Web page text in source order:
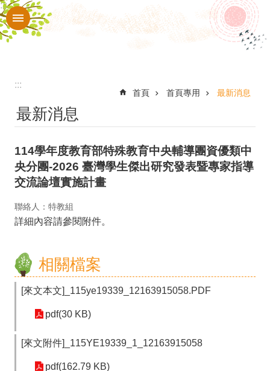
跳到主要內容區塊
進
認
校
入
網
行
政
:::
:::
首頁 首頁專用 最新消息
最新消息
114學年度教育部特殊教育中央輔導團資優類中
央分團-2026 臺灣學生傑出研究發表暨專家指導
交流論壇實施計畫
聯絡人：特教組
詳細內容請參閱附件。
相關檔案
[來文本文]_115ye19339_12163915058.PDF
pdf(30 KB)
[來文附件]_115YE19339_1_12163915058
pdf(162.79 KB)